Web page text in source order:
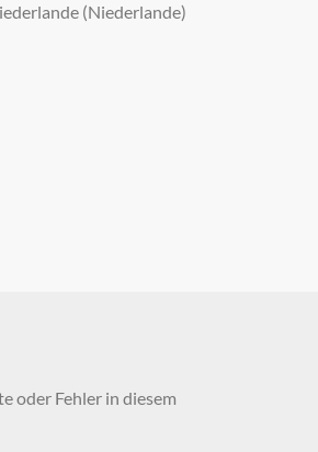
(Niederlande)
oder Fehler in diesem